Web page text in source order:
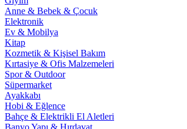
Anne & Bebek & Çocuk
Elektronik
Ev & Mobilya
Kitap
Kozmetik & Kişisel Bakım
Kırtasiye & Ofis Malzemeleri
Spor & Outdoor
Süpermarket
Ayakkabı
Hobi & Eğlence
Bahçe & Elektrikli El Aletleri
Banyo Yapı & Hırdavat